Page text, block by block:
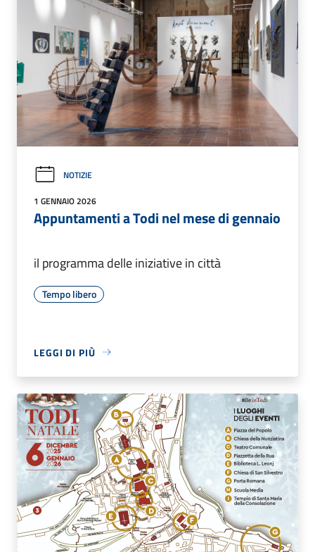
NOTIZIE
1 GENNAIO 2026
Appuntamenti a Todi nel mese di gennaio
il programma delle iniziative in città
Tempo libero
LEGGI DI PIÙ